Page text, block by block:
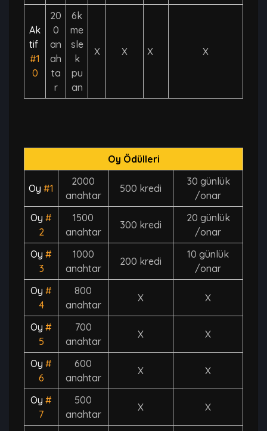
Ak
tif
#1
0
20
0
an
ah
ta
r
6k
me
sle
k
pu
an
X X X X
Oy Ödülleri
Oy #1
2000
anahtar
500 kredi
30 günlük
/onar
Oy #
2
1500
anahtar
300 kredi
20 günlük
/onar
Oy #
3
1000
anahtar
200 kredi
10 günlük
/onar
Oy #
4
800
anahtar
X X
Oy #
5
700
anahtar
X X
Oy #
6
600
anahtar
X X
Oy #
7
500
anahtar
X X